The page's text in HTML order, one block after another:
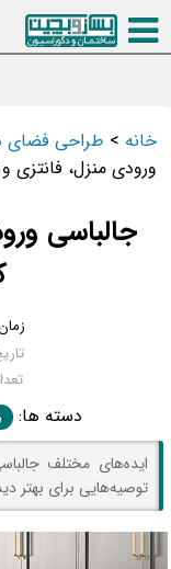
خانه>طراحی فضای
ورودی منزل، فانتزی
جالباسی
تاریخ
دسته ها:
ایده‌های مختلف
توصیه‌هایی برای بهتر